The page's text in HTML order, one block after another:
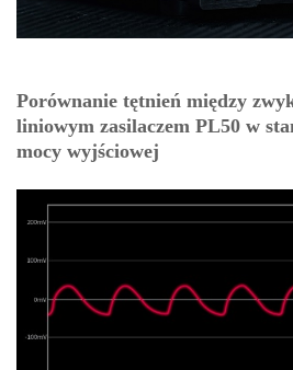
Porównanie tętnień między
liniowym zasilaczem PL50 w
mocy wyjściowej